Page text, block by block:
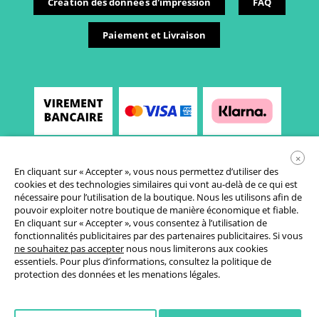
Paiement et Livraison
Conditions générales de vente
Déclaration de protection des données
Droit de rétractation
×
En cliquant sur « Accepter », vous nous permettez d’utiliser des
cookies et des technologies similaires qui vont au-delà de ce qui est
nécessaire pour l’utilisation de la boutique. Nous les utilisons afin de
pouvoir exploiter notre boutique de manière économique et fiable.
En cliquant sur « Accepter », vous consentez à l’utilisation de
fonctionnalités publicitaires par des partenaires publicitaires. Si vous
ne souhaitez pas accepter nous nous limiterons aux cookies
essentiels. Pour plus d’informations, consultez la politique de
protection des donnéeset les menations légales.